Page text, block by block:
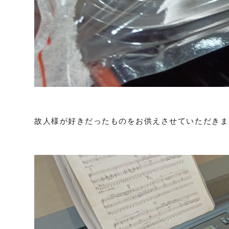
故人様が好きだったものをお供えさせていただき